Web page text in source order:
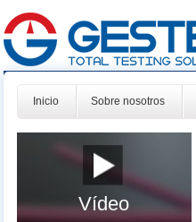
Inicio Sobre nosotros
Vídeo